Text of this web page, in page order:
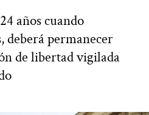
años cuando
deberá permanecer
de libertad vigilada